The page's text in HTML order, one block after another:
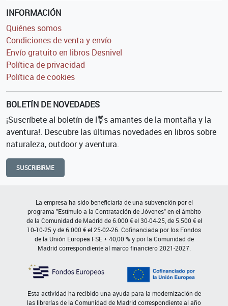
INFORMACIÓN
Quiénes somos
Condiciones de venta y envío
Envío gratuito en libros Desnivel
Política de privacidad
Política de cookies
BOLETÍN DE NOVEDADES
¡Suscríbete al boletín de l⚧s amantes de la montaña y la
aventura!. Descubre las últimas novedades en libros sobre
naturaleza, outdoor y aventura.
SUSCRIBIRME
La empresa ha sido beneficiaria de una subvención por el
programa "Estímulo a la Contratación de Jóvenes" en el ámbito
de la Comunidad de Madrid de 6.000 € el 30-04-25, de 5.500 € el
10-10-25 y de 6.000 € el 25-02-26. Cofinanciada por los Fondos
de la Unión Europea FSE + 40,00 % y por la Comunidad de
Madrid correspondiente al marco financiero 2021-2027.
Esta actividad ha recibido una ayuda para la modernización de
las librerías de la Comunidad de Madrid correspondiente al año